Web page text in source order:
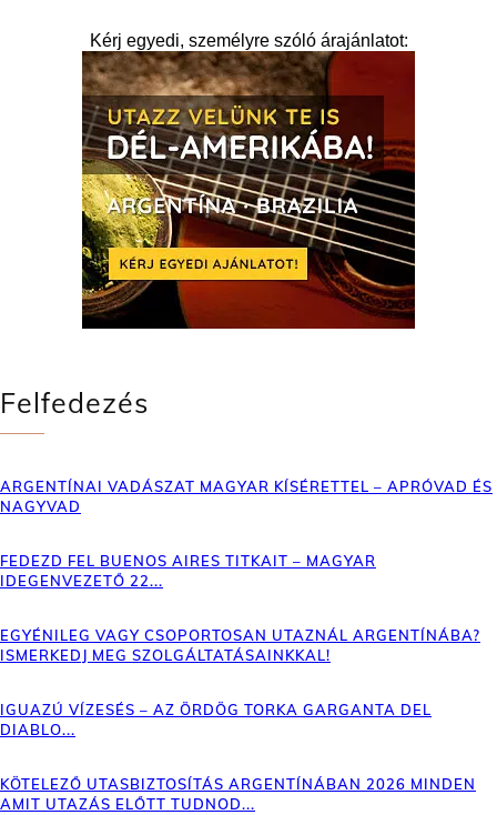
Kérj egyedi, személyre szóló árajánlatot:
Felfedezés
ARGENTÍNAI VADÁSZAT MAGYAR KÍSÉRETTEL – APRÓVAD ÉS
NAGYVAD
FEDEZD FEL BUENOS AIRES TITKAIT – MAGYAR
IDEGENVEZETŐ 22...
EGYÉNILEG VAGY CSOPORTOSAN UTAZNÁL ARGENTÍNÁBA?
ISMERKEDJ MEG SZOLGÁLTATÁSAINKKAL!
IGUAZÚ VÍZESÉS – AZ ÖRDÖG TORKA GARGANTA DEL
DIABLO...
KÖTELEZŐ UTASBIZTOSÍTÁS ARGENTÍNÁBAN 2026 MINDEN
AMIT UTAZÁS ELŐTT TUDNOD...